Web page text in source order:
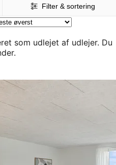
Filter & sortering
som udlejet af udlejer. Du